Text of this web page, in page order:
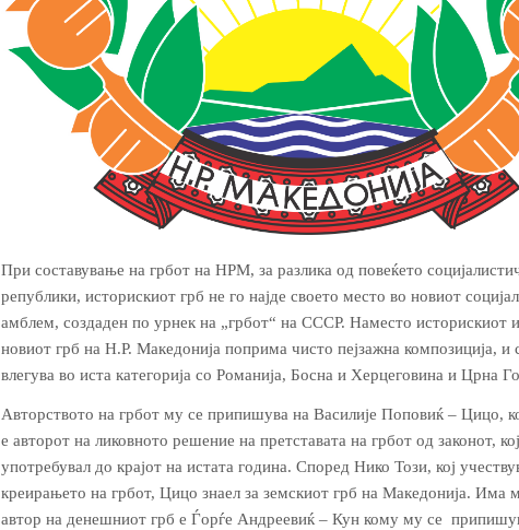
При составување на грбот на НРМ, за разлика од повеќето
републики, историскиот грб не го најде своето место во новиот
амблем, создаден по урнек на „грбот“ на СССР. Наместо историскиот
новиот грб на Н.Р. Македонија поприма чисто пејзажна композиција, и
влегува во иста категорија со Романија, Босна и Херцеговина и Црна
Авторството на грбот му се припишува на Василије Поповиќ – Цицо,
е авторот на ликовното решение на претставата на грбот од законот,
употребувал до крајот на истата година. Според Нико Този, кој
креирањето на грбот, Цицо знаел за земскиот грб на Македонија. Има
автор на денешниот грб е Ѓорѓе Андреевиќ – Кун кому му се